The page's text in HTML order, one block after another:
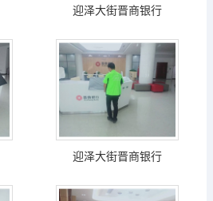
迎泽大街晋商银行
迎泽大街晋商银行